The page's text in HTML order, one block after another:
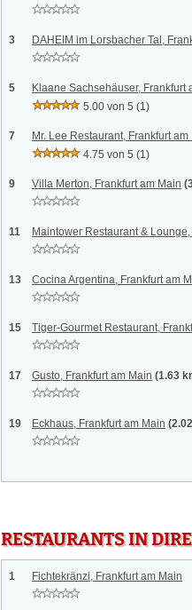
3 DAHEIM im Lorsbacher Tal,
5
Klaane Sachsehäuser, Frankfurt
5.00 von 5 (1)
7
Mr. Lee Restaurant, Frankfurt am
4.75 von 5 (1)
9 Villa Merton, Frankfurt am Main
11 Maintower Restaurant &
13 Cocina Argentina, Frankfurt am
15 Tiger-Gourmet Restaurant,
17 Gusto, Frankfurt am Main (1.63
19 Eckhaus, Frankfurt am Main
RESTAURANTS IN
1 Fichtekränzi, Frankfurt am Main